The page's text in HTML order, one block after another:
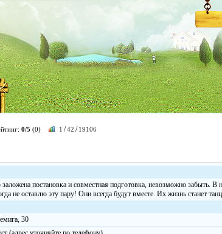
0/5 (0) 1 /42 / 19106
постановка и совместная подготовка, невозможно забыть. В
не оставлю эту пару! Они всегда будут вместе. Их жизнь станет
30